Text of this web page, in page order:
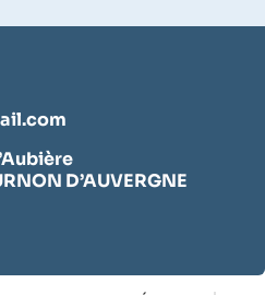
D’AUVERGNE